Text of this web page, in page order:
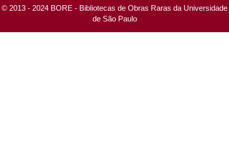
© 2013 - 2024 BORE - Bibliotecas de Obras Raras da Universidade
de São Paulo